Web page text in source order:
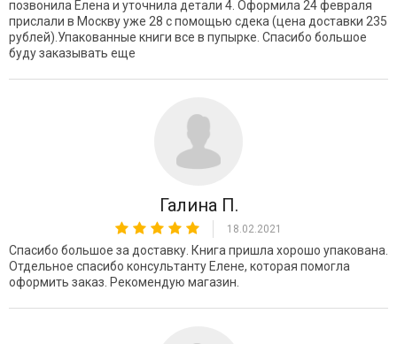
позвонила Елена и уточнила детали 4. Оформила 24 февраля
прислали в Москву уже 28 с помощью сдека (цена доставки 235
рублей).Упакованные книги все в пупырке. Спасибо большое
буду заказывать еще
Галина П.
18.02.2021
Спасибо большое за доставку. Книга пришла хорошо упакована.
Отдельное спасибо консультанту Елене, которая помогла
оформить заказ. Рекомендую магазин.